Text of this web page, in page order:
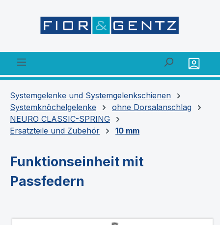
Systemgelenke und Systemgelenkschienen
Systemknöchelgelenke
ohne Dorsalanschlag
NEURO CLASSIC-SPRING
Ersatzteile und Zubehör
10 mm
Funktionseinheit mit
Passfedern